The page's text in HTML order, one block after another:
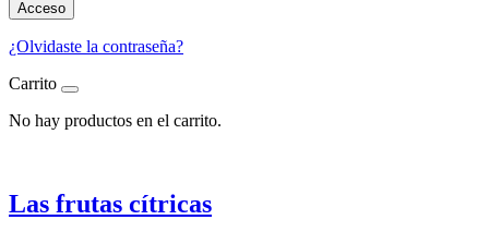
Acceso
¿Olvidaste la contraseña?
Carrito
No hay productos en el carrito.
Las frutas cítricas